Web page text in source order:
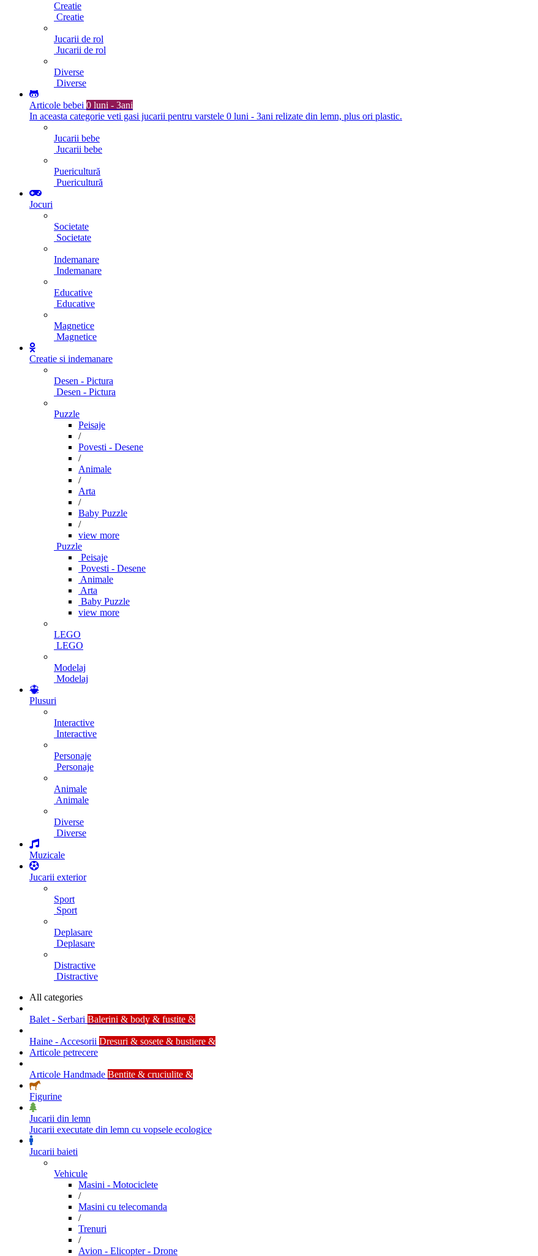
Creatie
Creatie
Jucarii de rol
Jucarii de rol
Diverse
Diverse
Articole bebei 0 luni - 3ani
In aceasta categorie veti gasi jucarii pentru varstele 0 luni - 3ani relizate din lemn, plus ori plastic.
Jucarii bebe
Jucarii bebe
Puericultură
Puericultură
Jocuri
Societate
Societate
Indemanare
Indemanare
Educative
Educative
Magnetice
Magnetice
Creatie si indemanare
Desen - Pictura
Desen - Pictura
Puzzle
Peisaje
/
Povesti - Desene
/
Animale
/
Arta
/
Baby Puzzle
/
view more
Puzzle
Peisaje
Povesti - Desene
Animale
Arta
Baby Puzzle
view more
LEGO
LEGO
Modelaj
Modelaj
Plusuri
Interactive
Interactive
Personaje
Personaje
Animale
Animale
Diverse
Diverse
Muzicale
Jucarii exterior
Sport
Sport
Deplasare
Deplasare
Distractive
Distractive
All categories
Balet - Serbari Balerini & body & fustite &
Haine - Accesorii Dresuri & sosete & bustiere &
Articole petrecere
Articole Handmade Bentite & cruciulite &
Figurine
Jucarii din lemn
Jucarii executate din lemn cu vopsele ecologice
Jucarii baieti
Vehicule
Masini - Motociclete
/
Masini cu telecomanda
/
Trenuri
/
Avion - Elicopter - Drone